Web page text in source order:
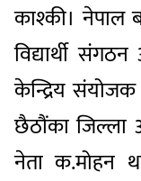
काश्की। नेपाल
विद्यार्थी
केन्द्रिय
छैठौंका जिल्ला
नेता क.मोहन